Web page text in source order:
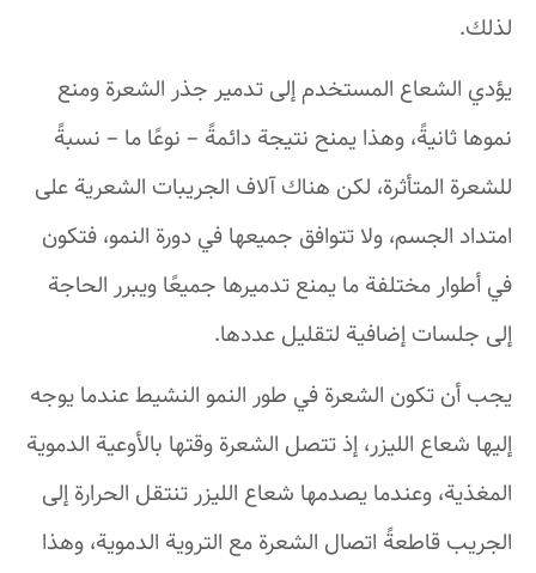
لذلك.
يؤدي الشعاع المستخدم إلى تدمير جذر الشعرة ومنع
نموها ثانيةً، وهذا يمنح نتيجة دائمةً – نوعًا ما – نسبةً
للشعرة المتأثرة، لكن هناك آلاف الجريبات الشعرية على
امتداد الجسم، ولا تتوافق جميعها في دورة النمو، فتكون
في أطوار مختلفة ما يمنع تدميرها جميعًا ويبرر الحاجة
إلى جلسات إضافية لتقليل عددها.
يجب أن تكون الشعرة في طور النمو النشيط عندما يوجه
إليها شعاع الليزر، إذ تتصل الشعرة وقتها بالأوعية الدموية
المغذية، وعندما يصدمها شعاع الليزر تنتقل الحرارة إلى
الجريب قاطعةً اتصال الشعرة مع التروية الدموية، وهذا